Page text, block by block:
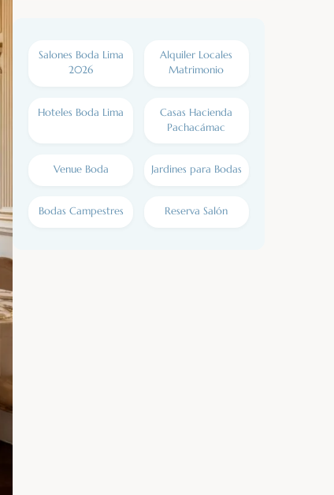
Salones Boda Lima
2026
Alquiler Locales
Matrimonio
Hoteles Boda Lima
Casas Hacienda
Pachacámac
Venue Boda Jardines para Bodas
Bodas Campestres Reserva Salón